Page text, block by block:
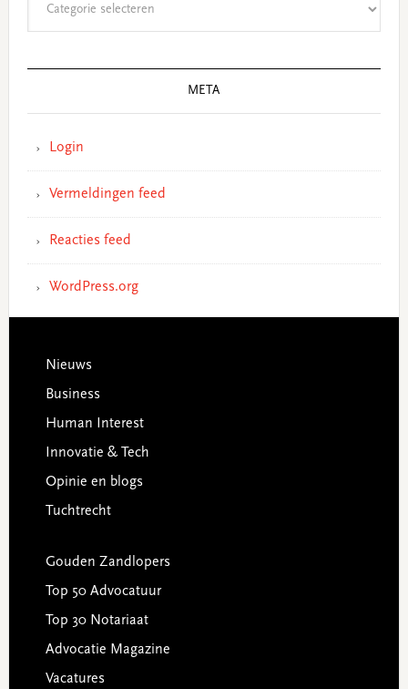
META
Login
Vermeldingen feed
Reacties feed
WordPress.org
Footer
Nieuws
Business
Human Interest
Innovatie & Tech
Opinie en blogs
Tuchtrecht
Gouden Zandlopers
Top 50 Advocatuur
Top 30 Notariaat
Advocatie Magazine
Vacatures